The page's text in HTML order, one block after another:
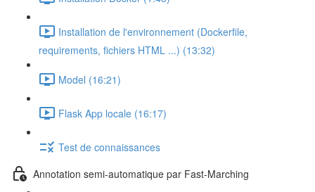
Installation de l'environnement (Dockerfile,
requirements, fichiers HTML ...) (13:32)
Model (16:21)
Flask App locale (16:17)
Test de connaissances
Annotation semi-automatique par Fast-Marching